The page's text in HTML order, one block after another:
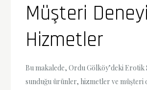
Müşteri
Hizmetler
Bu makalede, Ordu Gölköy’deki Erotik
sunduğu ürünler, hizmetler ve müşteri